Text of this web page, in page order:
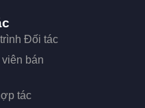
Đối tác
bán
tác